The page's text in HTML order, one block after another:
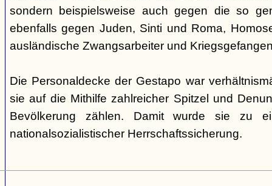
sondern beispielsweise auch gegen die so
ebenfalls gegen Juden, Sinti und Roma,
ausländische Zwangsarbeiter und
Die Personaldecke der Gestapo war
sie auf die Mithilfe zahlreicher Spitzel und
Bevölkerung zählen. Damit wurde sie zu
nationalsozialistischer Herrschaftssicherung.